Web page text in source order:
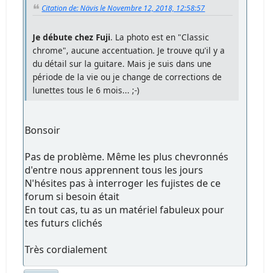
Citation de: Nävis le Novembre 12, 2018, 12:58:57
Je débute chez Fuji. La photo est en "Classic
chrome", aucune accentuation. Je trouve qu'il y a
du détail sur la guitare. Mais je suis dans une
période de la vie ou je change de corrections de
lunettes tous le 6 mois... ;-)
Bonsoir
Pas de problème. Même les plus chevronnés
d'entre nous apprennent tous les jours
N'hésites pas à interroger les fujistes de ce
forum si besoin était
En tout cas, tu as un matériel fabuleux pour
tes futurs clichés
Très cordialement